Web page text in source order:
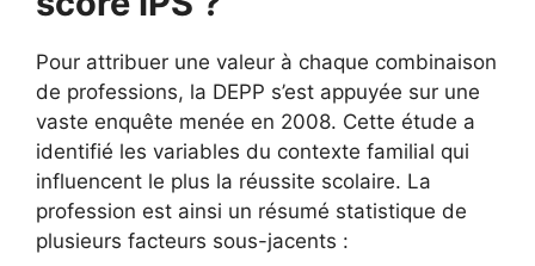
Pour attribuer une valeur à chaque combinaison
de professions, la DEPP s’est appuyée sur une
vaste enquête menée en 2008. Cette étude a
identifié les variables du contexte familial qui
influencent le plus la réussite scolaire. La
profession est ainsi un résumé statistique de
plusieurs facteurs sous-jacents :